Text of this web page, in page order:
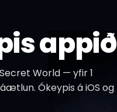
appið
World — yfir 1
Ókeypis á iOS og